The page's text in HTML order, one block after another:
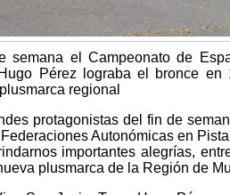
semana el Campeonato de
Pérez lograba el bronce en
regional
protagonistas del fin de
Autonómicas en
importantes alegrías,
plusmarca de la Región de